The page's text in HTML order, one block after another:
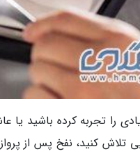
را تجربه کرده باشید
تلاش کنید، نفخ پس از